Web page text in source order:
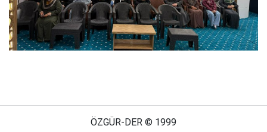
ÖZGÜR-DER © 1999